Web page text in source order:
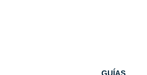
GUÍAS